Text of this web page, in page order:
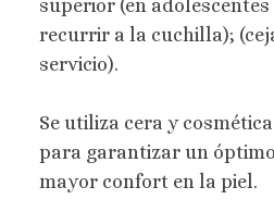
superior (en
recurrir a la cuchilla);
servicio).
Se utiliza cera y
para garantizar un
mayor confort en la piel.